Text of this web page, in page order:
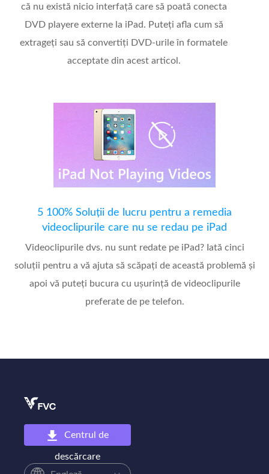
că nu există nicio interfață care să poată conecta
DVD playere externe la iPad. Puteți afla cum să
extrageți sau să convertiți DVD-urile în formatele
acceptate din acest articol.
5 100% Soluții de lucru pentru a remedia
videoclipurile care nu se redau pe iPad
Videoclipurile dvs. nu sunt redate pe iPad? Iată cinci
soluții pentru a vă ajuta să scăpați de această problemă și
apoi vă puteți bucura cu ușurință de videoclipurile
preferate de pe telefon.
Centrul de
descărcare